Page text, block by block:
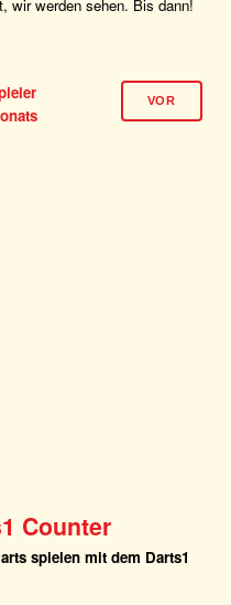
wir werden sehen. Bis dann!
VOR
Counter
spielen mit dem Darts1